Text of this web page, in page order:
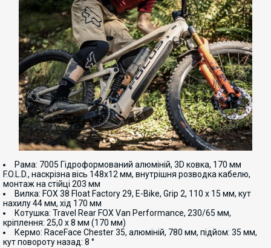
Рама: 7005 Гідроформований алюміній, 3D ковка, 170 мм
F.O.L.D., наскрізна вісь 148x12 мм, внутрішня розводка кабелю,
монтаж на стійці 203 мм
Вилка: FOX 38 Float Factory 29, E-Bike, Grip 2, 110 x 15 мм, кут
нахилу 44 мм, хід 170 мм
Котушка: Travel Rear FOX Van Performance, 230/65 мм,
кріплення: 25,0 x 8 мм (170 мм)
Кермо: RaceFace Chester 35, алюміній, 780 мм, підйом: 35 мм,
кут повороту назад: 8 °